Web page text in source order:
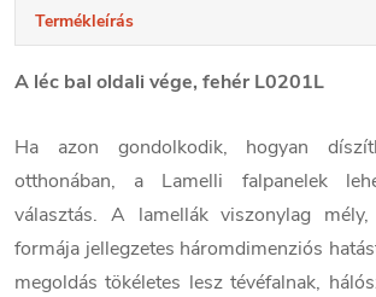
Termékleírás
A léc bal oldali vége, fehér L0201L
Ha azon gondolkodik, hogyan
otthonában, a Lamelli falpanelek
választás. A lamellák viszonylag mély,
formája jellegzetes háromdimenziós
megoldás tökéletes lesz tévéfalnak,